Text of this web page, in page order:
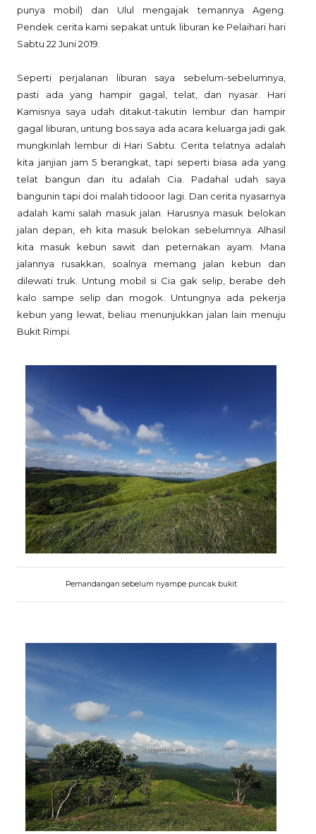
punya mobil) dan Ulul mengajak temannya Ageng.
Pendek cerita kami sepakat untuk liburan ke Pelaihari hari
Sabtu 22 Juni 2019.
Seperti perjalanan liburan saya sebelum-sebelumnya,
pasti ada yang hampir gagal, telat, dan nyasar. Hari
Kamisnya saya udah ditakut-takutin lembur dan hampir
gagal liburan, untung bos saya ada acara keluarga jadi gak
mungkinlah lembur di Hari Sabtu. Cerita telatnya adalah
kita janjian jam 5 berangkat, tapi seperti biasa ada yang
telat bangun dan itu adalah Cia. Padahal udah saya
bangunin tapi doi malah tidooor lagi. Dan cerita nyasarnya
adalah kami salah masuk jalan. Harusnya masuk belokan
jalan depan, eh kita masuk belokan sebelumnya. Alhasil
kita masuk kebun sawit dan peternakan ayam. Mana
jalannya rusakkan, soalnya memang jalan kebun dan
dilewati truk. Untung mobil si Cia gak selip, berabe deh
kalo sampe selip dan mogok. Untungnya ada pekerja
kebun yang lewat, beliau menunjukkan jalan lain menuju
Bukit Rimpi.
Pemandangan sebelum nyampe puncak bukit